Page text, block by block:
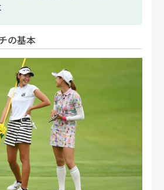
の基本